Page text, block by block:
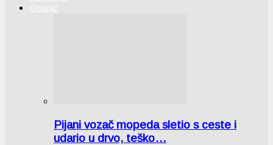
Gospić
Pijani vozač mopeda sletio s ceste i
udario u drvo, teško…